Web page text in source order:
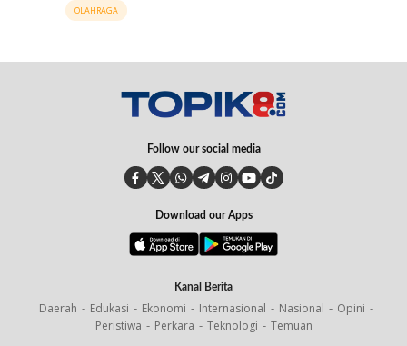
OLAHRAGA
Follow our social media
Download our Apps
Kanal Berita
Daerah Edukasi Ekonomi Internasional Nasional
Opini
Peristiwa
Perkara Teknologi Temuan